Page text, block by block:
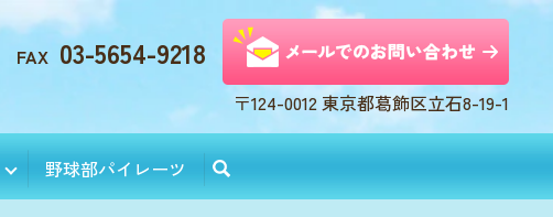
FAX 03-5654-9218
〒124-0012 東京都葛飾区立石8-19-1
野球部パイレーツ